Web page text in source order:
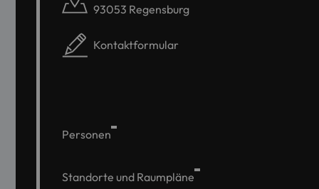
93053 Regensburg
Kontaktformular
Personen
Standorte und Raumpläne